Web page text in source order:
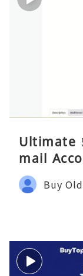
Ultimate
mail
y 2026
Buy